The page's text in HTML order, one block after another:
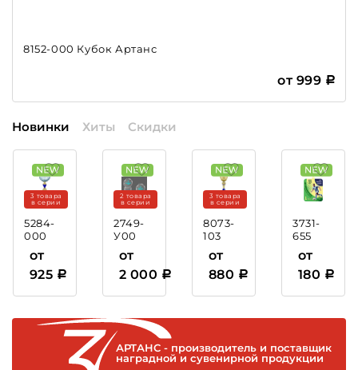
Новинки Хиты Скидки
5284-
000
Элисса
3 товара
в серии
от
925
2749-
У00
из
стекла
печатью
2 товара
в серии
от
2 000
8073-
103
Дориан
3 товара
в серии
от
880
3731-
655
с
Вашему
от
180
8152-000 Кубок Артанс
от 999
АРТАНС - производитель и поставщик
наградной и сувенирной продукции